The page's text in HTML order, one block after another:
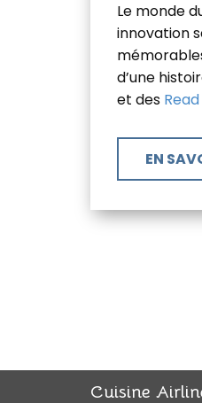
Le monde
innovation
d’une
et des
​EN
Cuisine